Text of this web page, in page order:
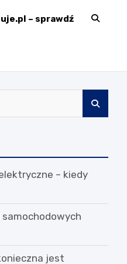
– sprawdź
– kiedy
samochodowych
jest